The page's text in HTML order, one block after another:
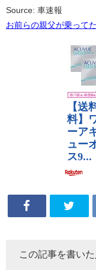
Source: 車速報
お前らの親父が乗って
この記事を書いた